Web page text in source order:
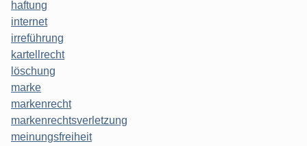
haftung
internet
irreführung
kartellrecht
löschung
marke
markenrecht
markenrechtsverletzung
meinungsfreiheit